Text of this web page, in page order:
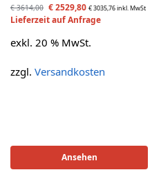
€3614,00 €2529,80 €3035,76inkl. MwSt
Lieferzeit auf Anfrage
exkl. 20 % MwSt.
zzgl. Versandkosten
Ansehen